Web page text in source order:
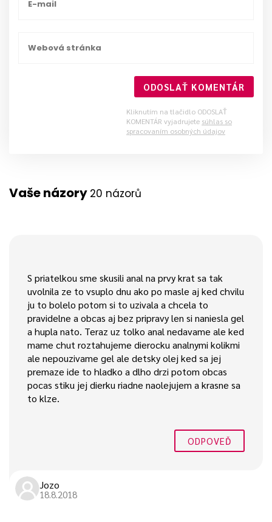
ODOSLAŤ KOMENTÁR
Kliknutím na tlačidlo ODOSLAŤ
KOMENTÁR vyjadrujete súhlas so
spracovaním osobných údajov
Vaše názory 20 názorů
S priatelkou sme skusili anal na prvy krat sa tak
uvolnila ze to vsuplo dnu ako po masle aj ked chvilu
ju to bolelo potom si to uzivala a chcela to
pravidelne a obcas aj bez pripravy len si naniesla gel
a hupla nato. Teraz uz tolko anal nedavame ale ked
mame chut roztahujeme dierocku analnymi kolikmi
ale nepouzivame gel ale detsky olej ked sa jej
premaze ide to hladko a dlho drzi potom obcas
pocas stiku jej dierku riadne naolejujem a krasne sa
to klze.
ODPOVEĎ
Jozo
18.8.2018